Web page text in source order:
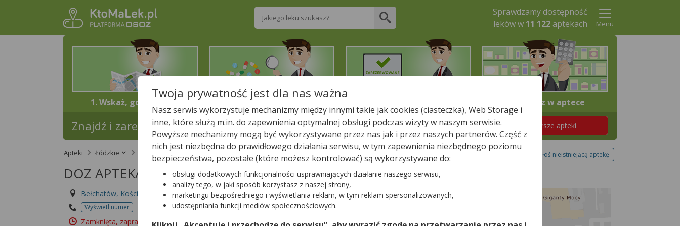
Wpisz nazwę leku
Sprawdzamy dostępność
leków w 11 122aptekach Menu
1. Wskaż, gdzie jesteś 2. Znajdź potrzebny lek 4. Odbierz w aptece
Znajdź i zarezerwuj lek w najbliższej aptece! Znajdź teraz najbliższe apteki
Apteki Łódzkie Bełchatów DOZ APTEKA DBAM O ZDROWIE Zgłoś nieistniejącą aptekę
DOZ APTEKA DBAM O ZDROWIE
Bełchatów, Kościuszki 12
Wyświetl numer
Id apteki: 999 190
Zamknięta, zapraszamy jutro
(08:00 – 19:00)
−
Twoja prywatność jest dla nas ważna
Nasz serwis wykorzystuje mechanizmy między innymi takie jak cookies (ciasteczka), Web Storage i
inne, które służą m.in. do zapewnienia optymalnej obsługi podczas wizyty w naszym serwisie.
Powyższe mechanizmy mogą być wykorzystywane przez nas jak i przez naszych partnerów. Część z
nich jest niezbędna do prawidłowego działania serwisu, w tym zapewnienia niezbędnego poziomu
bezpieczeństwa, pozostałe (które możesz kontrolować) są wykorzystywane do:
obsługi dodatkowych funkcjonalności usprawniających działanie naszego serwisu,
analizy tego, w jaki sposób korzystasz z naszej strony,
marketingu bezpośredniego i wyświetlania reklam, w tym reklam spersonalizowanych,
udostępniania funkcji mediów społecznościowych.